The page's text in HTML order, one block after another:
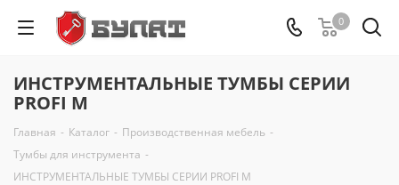
0
ИНСТРУМЕНТАЛЬНЫЕ ТУМБЫ СЕРИИ
PROFI M
Главная - Каталог - Производственная мебель -
Тумбы для инструмента -
ИНСТРУМЕНТАЛЬНЫЕ ТУМБЫ СЕРИИ PROFI M